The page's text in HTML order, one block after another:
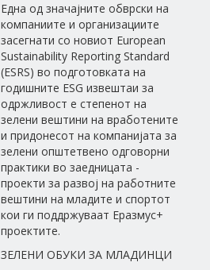
Една од значајните обврски на
компаниите и организациите
засегнати со новиот European
Sustainability Reporting Standard
(ESRS) во подготовката на
годишните ESG извештаи за
одржливост е степенот на
зелени вештини на вработените
и придонесот на компанијата за
зелени општетвено одговорни
практики во заедницата -
проекти за развој на работните
вештини на младите и спортот
кои ги поддржуваат Еразмус+
проектите.
ЗЕЛЕНИ ОБУКИ ЗА МЛАДИНЦИ